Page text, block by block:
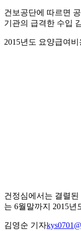
건보공단에 따르면
기관의 급격한 수입
2015년도 요양급여
건정심에서는 결렬
는 6월말까지 2015
김영순 기자